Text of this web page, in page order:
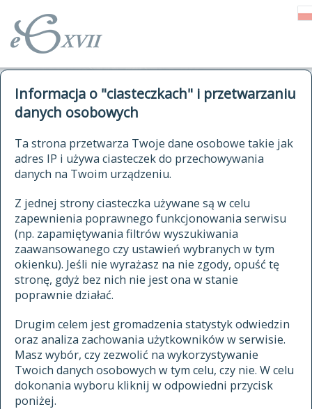
Informacja o "ciasteczkach" i przetwarzaniu
danych osobowych
Ta strona przetwarza Twoje dane osobowe takie jak
adres IP i używa ciasteczek do przechowywania
danych na Twoim urządzeniu.
Z jednej strony ciasteczka używane są w celu
zapewnienia poprawnego funkcjonowania serwisu
(np. zapamiętywania filtrów wyszukiwania
zaawansowanego czy ustawień wybranych w tym
okienku). Jeśli nie wyrażasz na nie zgody, opuść tę
stronę, gdyż bez nich nie jest ona w stanie
poprawnie działać.
Drugim celem jest gromadzenia statystyk odwiedzin
oraz analiza zachowania użytkowników w serwisie.
Masz wybór, czy zezwolić na wykorzystywanie
Twoich danych osobowych w tym celu, czy nie. W celu
dokonania wyboru kliknij w odpowiedni przycisk
poniżej.
autorzy Słownika
historia
publikacje
źródła
autorzy tekstów źródłowych
zasady opracowania
statystyki
najnowsze hasła
ostatnio zmodyfikowane hasła
materiały archiwalne
cytowanie
kontakt
kwerendy
jak cytować Słownik
ELEKTRONICZNY SŁOWNIK
JĘZYKA POLSKIEGO
XVII I XVIII WIEKU
znajdź hasła
zaczynające się od